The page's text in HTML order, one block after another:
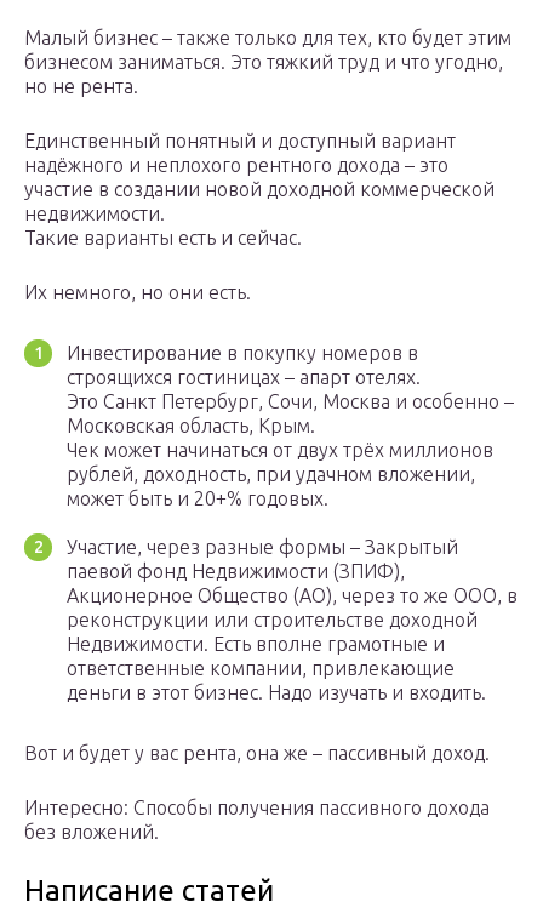
Малый бизнес – также только для тех, кто будет этим
бизнесом заниматься. Это тяжкий труд и что угодно,
но не рента.
Единственный понятный и доступный вариант
надёжного и неплохого рентного дохода – это
участие в создании новой доходной коммерческой
недвижимости.
Такие варианты есть и сейчас.
Их немного, но они есть.
Инвестирование в покупку номеров в
строящихся гостиницах – апарт отелях.
Это Санкт Петербург, Сочи, Москва и особенно –
Московская область, Крым.
Чек может начинаться от двух трёх миллионов
рублей, доходность, при удачном вложении,
может быть и 20+% годовых.
Участие, через разные формы – Закрытый
паевой фонд Недвижимости (ЗПИФ),
Акционерное Общество (АО), через то же ООО, в
реконструкции или строительстве доходной
Недвижимости. Есть вполне грамотные и
ответственные компании, привлекающие
деньги в этот бизнес. Надо изучать и входить.
Вот и будет у вас рента, она же – пассивный доход.
Интересно: Способы получения пассивного дохода
без вложений.
Написание статей